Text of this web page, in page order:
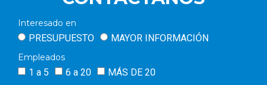
Interesado en
PRESUPUESTO MAYOR INFORMACIÓN
Empleados
1 a 5 6 a 20 MÁS DE 20